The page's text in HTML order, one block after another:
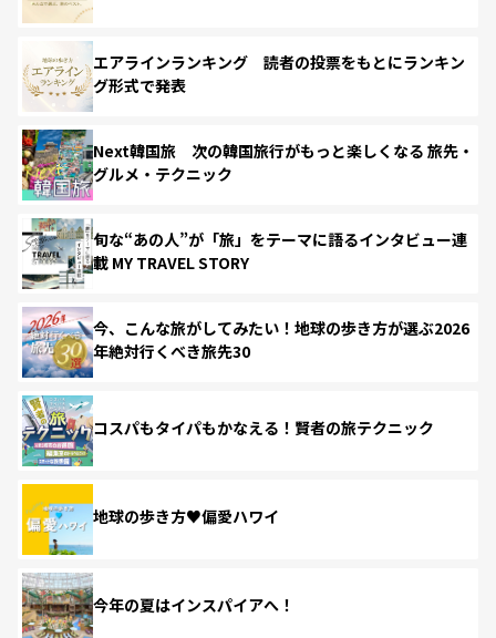
エアラインランキング 読者の投票をもとにランキン
グ形式で発表
Next韓国旅 次の韓国旅行がもっと楽しくなる 旅先・
グルメ・テクニック
旬な“あの人”が「旅」をテーマに語るインタビュー連
載 MY TRAVEL STORY
今、こんな旅がしてみたい！地球の歩き方が選ぶ2026
年絶対行くべき旅先30
コスパもタイパもかなえる！賢者の旅テクニック
地球の歩き方♥偏愛ハワイ
今年の夏はインスパイアへ！